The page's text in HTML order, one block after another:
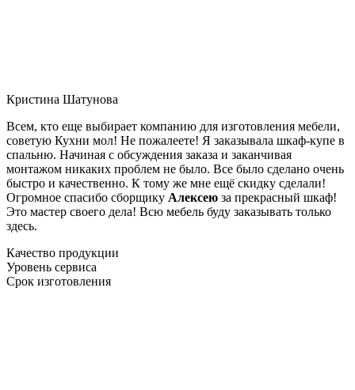
Кристина Шатунова
Всем, кто еще выбирает компанию для изготовления мебели,
советую Кухни мол! Не пожалеете! Я заказывала шкаф-купе в
спальню. Начиная с обсуждения заказа и заканчивая
монтажом никаких проблем не было. Все было сделано очень
быстро и качественно. К тому же мне ещё скидку сделали!
Огромное спасибо сборщику Алексею за прекрасный шкаф!
Это мастер своего дела! Всю мебель буду заказывать только
здесь.
Качество продукции
Уровень сервиса
Срок изготовления